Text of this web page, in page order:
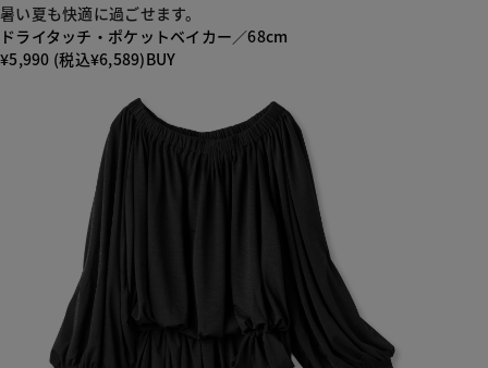
暑い夏も快適に過ごせます。
ドライタッチ・ポケットベイカー／68cm
¥5,990 (税込¥6,589)BUY